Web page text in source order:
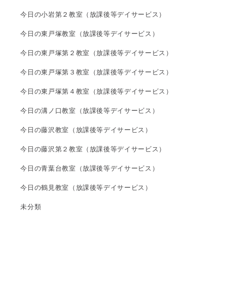
今日の小岩第２教室（放課後等デイサービス）
今日の東戸塚教室（放課後等デイサービス）
今日の東戸塚第２教室（放課後等デイサービス）
今日の東戸塚第３教室（放課後等デイサービス）
今日の東戸塚第４教室（放課後等デイサービス）
今日の溝ノ口教室（放課後等デイサービス）
今日の藤沢教室（放課後等デイサービス）
今日の藤沢第２教室（放課後等デイサービス）
今日の青葉台教室（放課後等デイサービス）
今日の鶴見教室（放課後等デイサービス）
未分類